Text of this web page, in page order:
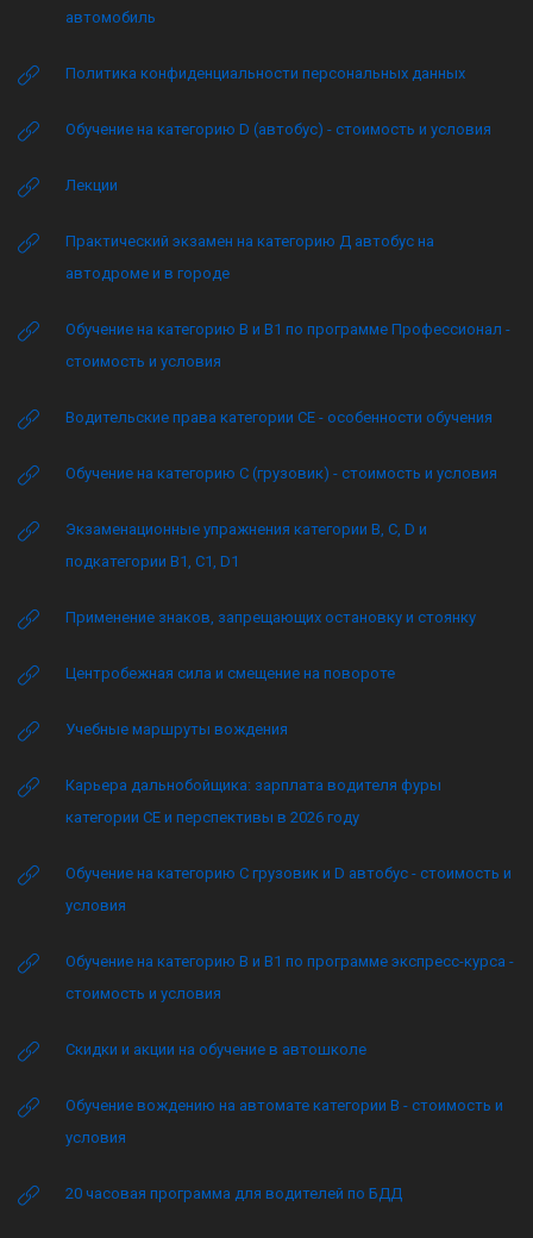
автомобиль
Политика конфиденциальности персональных данных
Обучение на категорию D (автобус) - стоимость и условия
Лекции
Практический экзамен на категорию Д автобус на
автодроме и в городе
Обучение на категорию B и B1 по программе Профессионал -
стоимость и условия
Водительские права категории CE - особенности обучения
Обучение на категорию C (грузовик) - стоимость и условия
Экзаменационные упражнения категории B, C, D и
подкатегории B1, C1, D1
Применение знаков, запрещающих остановку и стоянку
Центробежная сила и смещение на повороте
Учебные маршруты вождения
Карьера дальнобойщика: зарплата водителя фуры
категории CE и перспективы в 2026 году
Обучение на категорию C грузовик и D автобус - стоимость и
условия
Обучение на категорию B и B1 по программе экспресс-курса -
стоимость и условия
Скидки и акции на обучение в автошколе
Обучение вождению на автомате категории B - стоимость и
условия
20 часовая программа для водителей по БДД